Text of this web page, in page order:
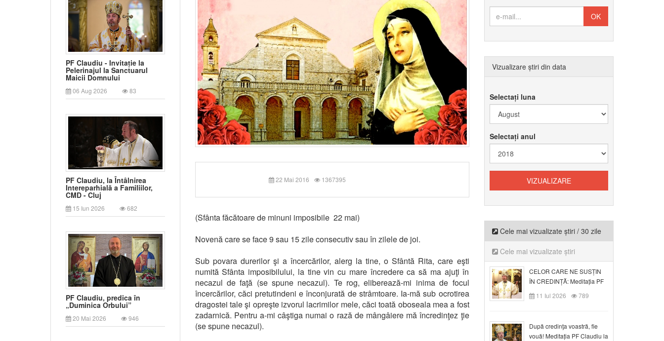
PF Claudiu - Invitație la
Pelerinajul la Sanctuarul
Maicii Domnului
06 Aug 2026 83
PF Claudiu, la Întâlnirea
Intereparhială a Familiilor,
CMD - Cluj
15 Iun 2026 682
PF Claudiu, predica în
„Duminica Orbului”
20 Mai 2026 946
22 Mai 2016 1367395
(Sfânta făcătoare de minuni imposibile 22 mai)
Novenă care se face 9 sau 15 zile consecutiv sau în zilele de joi.
Sub povara durerilor şi a încercărilor, alerg la tine, o Sfântă Rita, care eşti
numită Sfânta imposibilului, la tine vin cu mare încredere ca să ma ajuţi în
necazul de faţă (se spune necazul). Te rog, eliberează-mi inima de focul
încercărilor, căci pretutindeni e înconjurată de strâmtoare. Ia-mă sub ocrotirea
dragostei tale şi opreşte izvorul lacrimilor mele, căci toată oboseala mea a fost
zadarnică. Pentru a-mi câştiga numai o rază de mângâiere mă încredinţez ţie
(se spune necazul).
Vizualizare știri din data
Selectați luna
Selectați anul
Cele mai vizualizate știri / 30 zile
Cele mai vizualizate știri
CELOR CARE NE SUSȚIN
ÎN CREDINȚĂ: Meditația PF
Claudiu la Duminica a VI-a
după Rusalii
11 Iul 2026 789
După credinţa voastră, fie
vouă! Meditația PF Claudiu la